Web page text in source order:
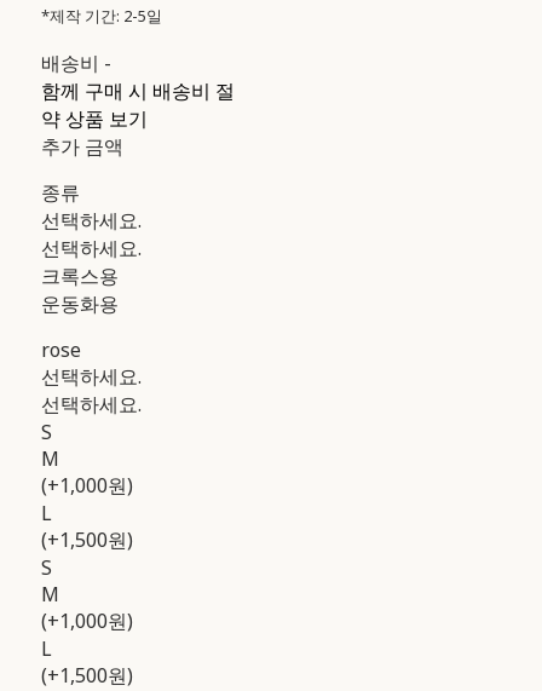
*제작 기간: 2-5일
배송비 -
함께 구매 시 배송비 절
약 상품 보기
추가 금액
종류
선택하세요.
선택하세요.
크록스용
운동화용
rose
선택하세요.
선택하세요.
S
M
(+1,000원)
L
(+1,500원)
S
M
(+1,000원)
L
(+1,500원)